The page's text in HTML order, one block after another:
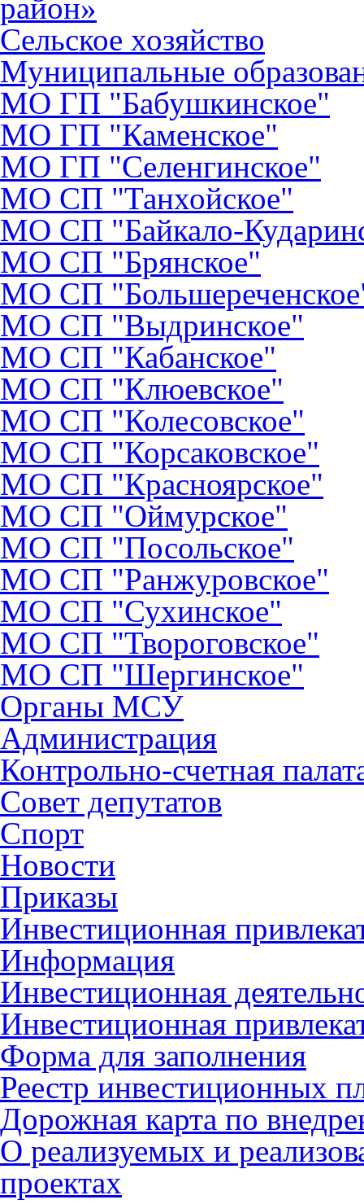
район»
Сельское хозяйство
Муниципальные
МО ГП "Бабушкинское"
МО ГП "Каменское"
МО ГП "Селенгинское"
МО CП "Танхойское"
МО СП "Байкало-
МО СП "Брянское"
МО СП
МО СП "Выдринское"
МО СП "Кабанское"
МО СП "Клюевское"
МО СП "Колесовское"
МО СП "Корсаковское"
МО СП "Красноярское"
МО СП "Оймурское"
МО СП "Посольское"
МО СП "Ранжуровское"
МО СП "Сухинское"
МО СП "Твороговское"
МО СП "Шергинское"
Органы МСУ
Администрация
Контрольно-счетная
Совет депутатов
Спорт
Новости
Приказы
Инвестиционная
Информация
Инвестиционная
Инвестиционная
Форма для заполнения
Реестр инвестиционных
Дорожная карта по
О реализуемых и
проектах